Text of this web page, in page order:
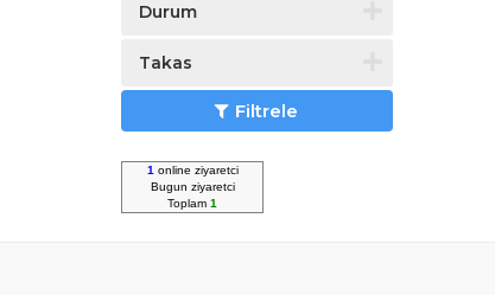
Durum
Takas
Filtrele
1 online ziyaretci
Bugun ziyaretci
Toplam 1